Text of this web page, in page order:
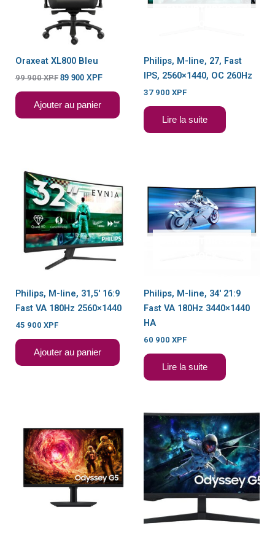
Oraxeat XL800 Bleu
99 900XPF 89 900 XPF
Ajouter au panier
Philips, M-line, 27, Fast
IPS, 2560×1440, OC 260Hz
37 900 XPF
Lire la suite
Philips, M-line, 31,5′ 16:9
Fast VA 180Hz 2560×1440
45 900 XPF
Ajouter au panier
Philips, M-line, 34′ 21:9
Fast VA 180Hz 3440×1440
HA
60 900 XPF
Lire la suite